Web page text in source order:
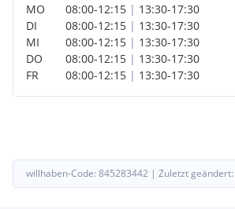
MO
08:00-12:15 | 13:30-17:30
DI
08:00-12:15 | 13:30-17:30
MI
08:00-12:15 | 13:30-17:30
DO
08:00-12:15 | 13:30-17:30
FR
08:00-12:15 | 13:30-17:30
willhaben-Code: 845283442 | Zuletzt geändert: